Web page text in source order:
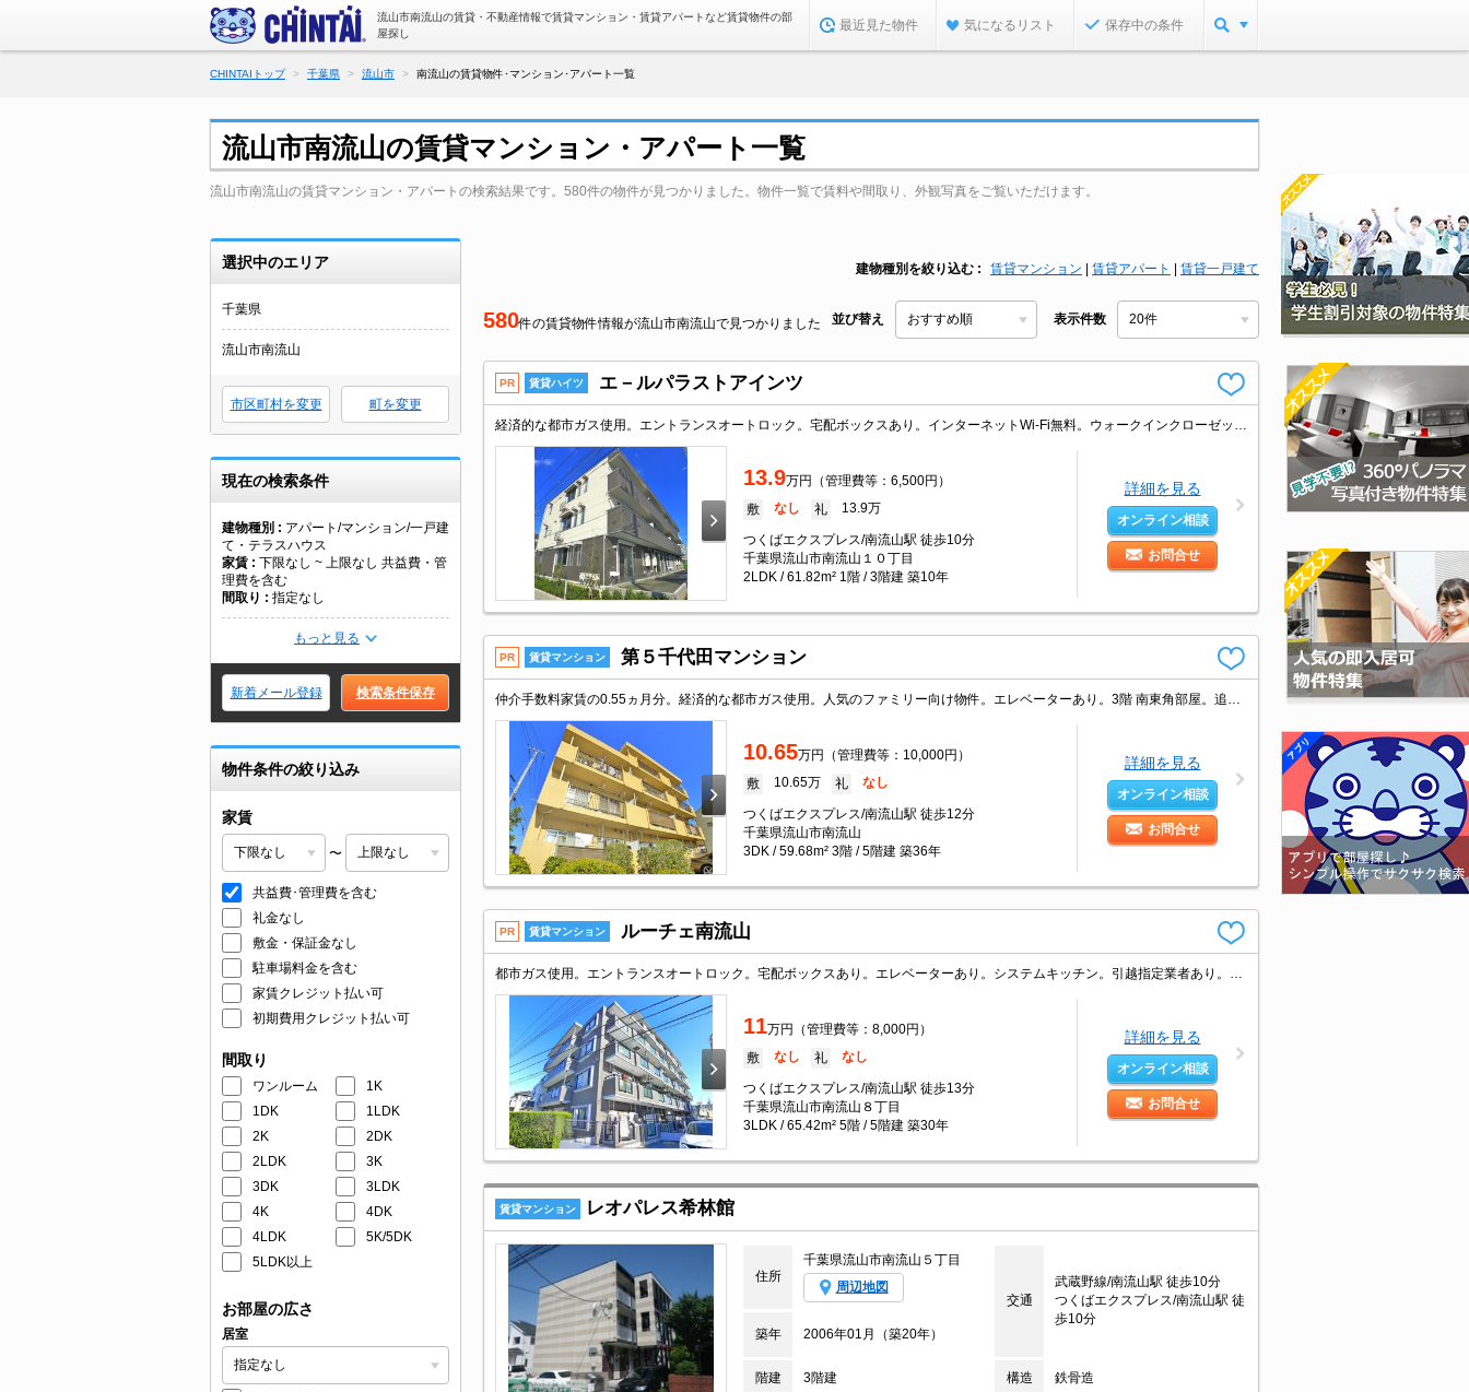
流山市南流山の賃貸・不動産情報で賃貸マンション・賃貸アパートなど賃貸物件の部
屋探し
最近見た物件 気になるリスト 保存中の条件
CHINTAIトップ 千葉県 流山市 南流山の賃貸物件･マンション･アパート一覧
流山市南流山の賃貸マンション・アパート一覧
流山市南流山の賃貸マンション・アパートの検索結果です。580件の物件が見つかりました。物件一覧で賃料や間取り、外観写真をご覧いただけます。
選択中のエリア
千葉県
流山市南流山
市区町村を変更 町を変更
現在の検索条件
建物種別
アパート/マンション/一戸建
て・テラスハウス
家賃
下限なし ~ 上限なし 共益費・管
理費を含む
間取り
指定なし
もっと見る
新着メール登録 検索条件保存
物件条件の絞り込み
家賃
〜
共益費･管理費を含む
礼金なし
敷金・保証金なし
駐車場料金を含む
家賃クレジット払い可
初期費用クレジット払い可
間取り
ワンルーム
1K
1DK
1LDK
2K
2DK
2LDK
3K
3DK
3LDK
4K
4DK
4LDK
5K/5DK
5LDK以上
お部屋の広さ
居室
建物種別を絞り込む 賃貸マンション 賃貸アパート 賃貸一戸建て
580件の賃貸物件情報が流山市南流山で見つかりました 並び替え 表示件数
PR 賃貸ハイツ エ－ルパラストアインツ
13.9万円（管理費等：6,500円）
敷 なし 礼 13.9万
つくばエクスプレス/南流山駅 徒歩10分
千葉県流山市南流山１０丁目
2LDK / 61.82m² 1階 / 3階建 築10年
詳細を見る
オンライン相談
お問合せ
PR 賃貸マンション 第５千代田マンション
10.65万円（管理費等：10,000円）
敷 10.65万 礼 なし
つくばエクスプレス/南流山駅 徒歩12分
千葉県流山市南流山
3DK / 59.68m² 3階 / 5階建 築36年
詳細を見る
オンライン相談
お問合せ
PR 賃貸マンション ルーチェ南流山
11万円（管理費等：8,000円）
敷 なし 礼 なし
つくばエクスプレス/南流山駅 徒歩13分
千葉県流山市南流山８丁目
3LDK / 65.42m² 5階 / 5階建 築30年
詳細を見る
オンライン相談
お問合せ
賃貸マンション レオパレス希林館
住所
千葉県流山市南流山５丁目
周辺地図
交通
武蔵野線/南流山駅 徒歩10分
つくばエクスプレス/南流山駅 徒
歩10分
築年
2006年01月（築20年）
階建 3階建 構造 鉄骨造